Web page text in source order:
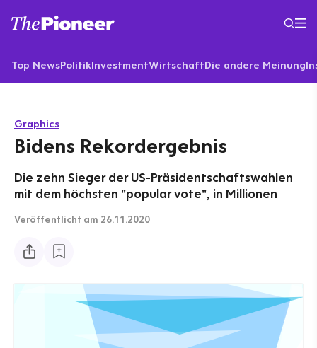
Top NewsPolitikInvestmentWirtschaftDie andere Meinung
Graphics
Bidens Rekordergebnis
Die zehn Sieger der US-Präsidentschaftswahlen
mit dem höchsten "popular vote", in Millionen
Veröffentlicht am 26.11.2020